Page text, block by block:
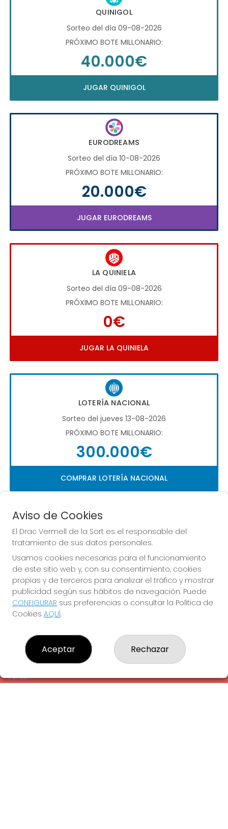
QUINIGOL
Sorteo del día 09-08-2026
PRÓXIMO BOTE MILLONARIO:
40.000€
JUGAR QUINIGOL
EURODREAMS
Sorteo del día 10-08-2026
PRÓXIMO BOTE MILLONARIO:
20.000€
JUGAR EURODREAMS
LA QUINIELA
Sorteo del día 09-08-2026
PRÓXIMO BOTE MILLONARIO:
0€
JUGAR LA QUINIELA
LOTERÍA NACIONAL
Sorteo del jueves 13-08-2026
PRÓXIMO BOTE MILLONARIO:
300.000€
COMPRAR LOTERÍA NACIONAL
Imagen anterior
EL DRAC VERMELL DE LA SORT
¿Quiénes somos?
Comprar lotería
Contacto
Empresas
Peñas
Aviso de Cookies
El Drac Vermell de la Sort es el responsable del
tratamiento de sus datos personales.
Usamos cookies necesarias para el funcionamiento
de este sitio web y, con su consentimiento, cookies
propias y de terceros para analizar el tráfico y mostrar
publicidad según sus hábitos de navegación. Puede
CONFIGURAR sus preferencias o consultar la Política de
Cookies AQUÍ.
Aceptar Rechazar